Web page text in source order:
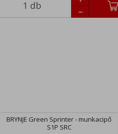
BRYNJE Green Sprinter - munkacipő
S1P SRC